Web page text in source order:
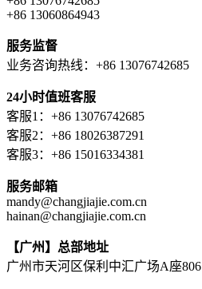
+86 13060864943
服务监督
业务咨询热线：+86 13076742685
24小时值班客服
客服1：+86 13076742685
客服2：+86 18026387291
客服3：+86 15016334381
服务邮箱
mandy@changjiajie.com.cn
hainan@changjiajie.com.cn
【广州】总部地址
广州市天河区保利中汇广场A座806